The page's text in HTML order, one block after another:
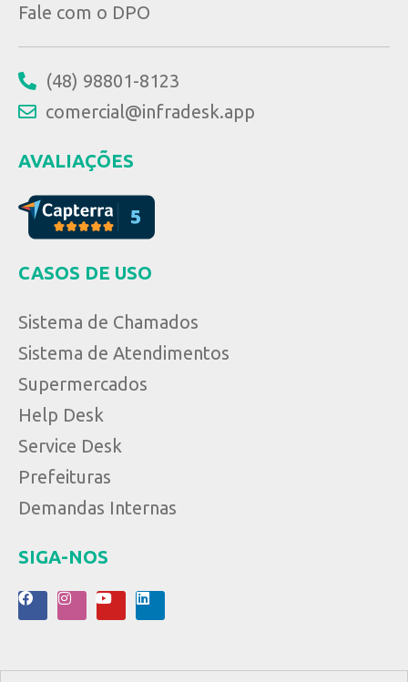
Fale com o DPO
(48) 98801-8123
comercial@infradesk.app
AVALIAÇÕES
CASOS DE USO
Sistema de Chamados
Sistema de Atendimentos
Supermercados
Help Desk
Service Desk
Prefeituras
Demandas Internas
SIGA-NOS